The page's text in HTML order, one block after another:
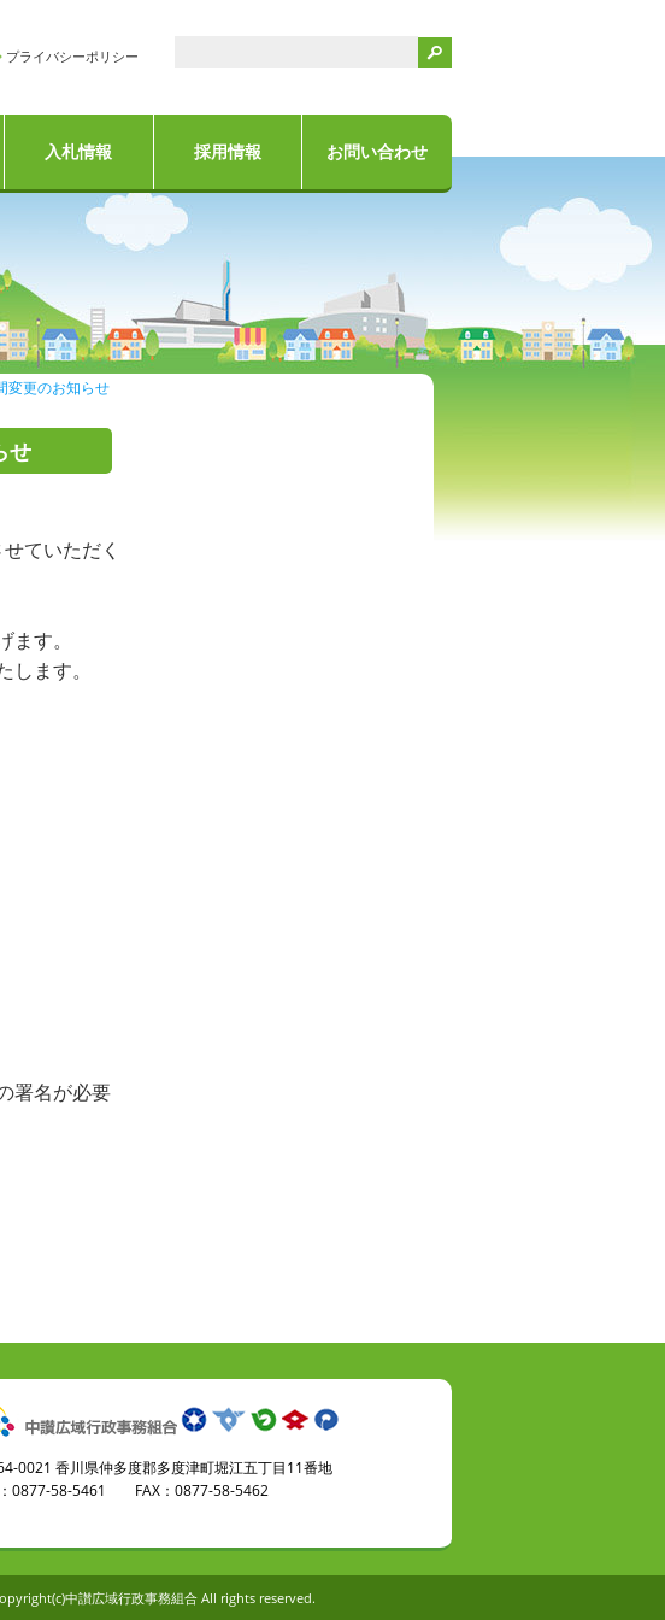
プライバシーポリシー 検索
入札情報 採用情報 お問い合わせ
更のお知らせ
せ
ていただく
す。
ます。
署名が必要
0021 香川県仲多度郡多度津町堀江五丁目11番地
0877-58-5461 FAX：0877-58-5462
中讃広域行政事務組合 All rights reserved.